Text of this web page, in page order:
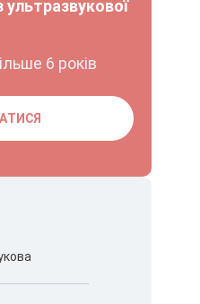
ультразвукової
6 років